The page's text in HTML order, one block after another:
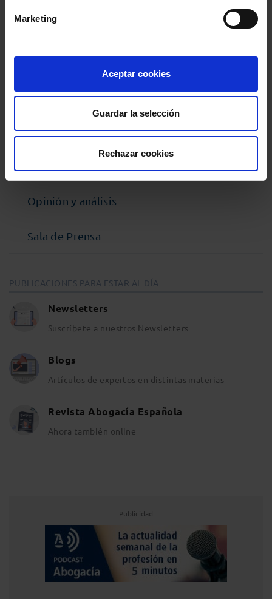
Marketing
Aceptar cookies
Guardar la selección
Rechazar cookies
MENÚ
Noticias
Podcast Abogacía
Agenda
Opinión y análisis
Sala de Prensa
PUBLICACIONES PARA ESTAR AL DÍA
Newsletters
Suscríbete a nuestros Newsletters
Blogs
Artículos de expertos en distintas materias
Revista Abogacía Española
Ahora también online
Publicidad